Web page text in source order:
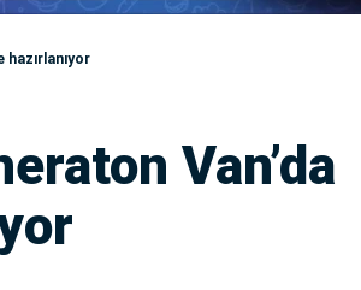
hazırlanıyor
Van’da